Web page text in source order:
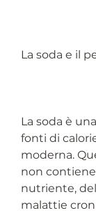
La soda e il
La soda è
fonti di
moderna.
non
nutriente,
malattie